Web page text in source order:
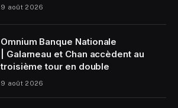
9 août 2026
Omnium Banque Nationale
| Galarneau et Chan accèdent au
troisième tour en double
9 août 2026